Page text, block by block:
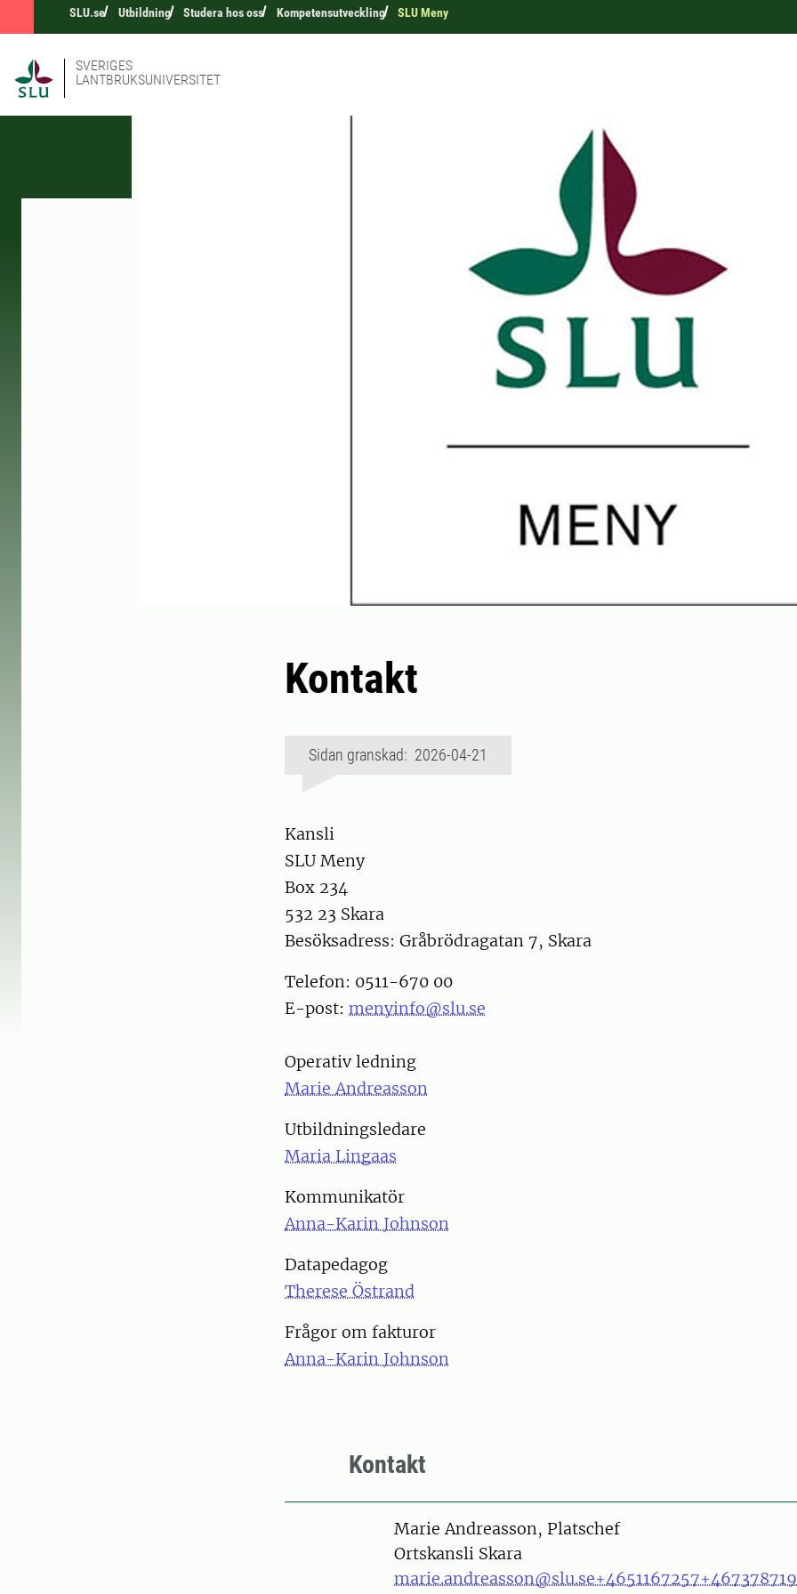
SLU.se Utbildning Studera hos oss Kompetensutveckling SLU Meny
SVERIGES
LANTBRUKSUNIVERSITET
Kontakt
Sidan granskad: 2026-04-21
Kansli
SLU Meny
Box 234
532 23 Skara
Besöksadress: Gråbrödragatan 7, Skara
Telefon: 0511-670 00
E-post: menyinfo@slu.se
Operativ ledning
Marie Andreasson
Utbildningsledare
Maria Lingaas
Kommunikatör
Anna-Karin Johnson
Datapedagog
Therese Östrand
Frågor om fakturor
Anna-Karin Johnson
Kontakt
PersonMarie Andreasson, Platschef
Ortskansli Skara
marie.andreasson@slu.se+4651167257